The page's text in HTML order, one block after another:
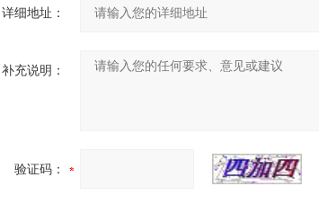
详细地址：
补充说明：
验证码：